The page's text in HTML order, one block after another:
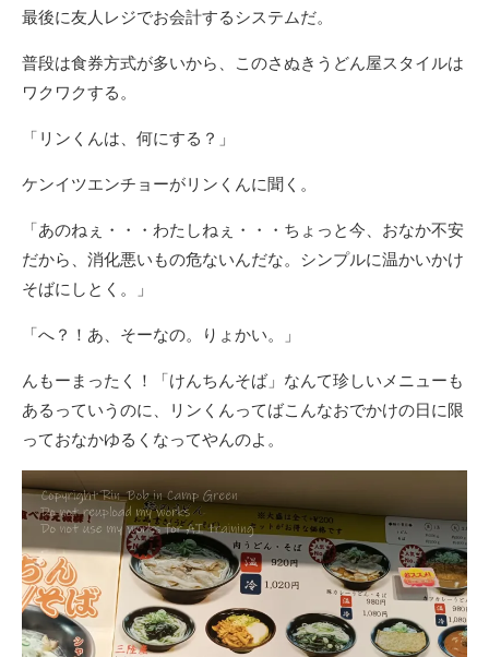
最後に友人レジでお会計するシステムだ。
普段は食券方式が多いから、このさぬきうどん屋スタイルは
ワクワクする。
「リンくんは、何にする？」
ケンイツエンチョーがリンくんに聞く。
「あのねぇ・・・わたしねぇ・・・ちょっと今、おなか不安
だから、消化悪いもの危ないんだな。シンプルに温かいかけ
そばにしとく。」
「へ？！あ、そーなの。りょかい。」
んもーまったく！「けんちんそば」なんて珍しいメニューも
あるっていうのに、リンくんってばこんなおでかけの日に限
っておなかゆるくなってやんのよ。